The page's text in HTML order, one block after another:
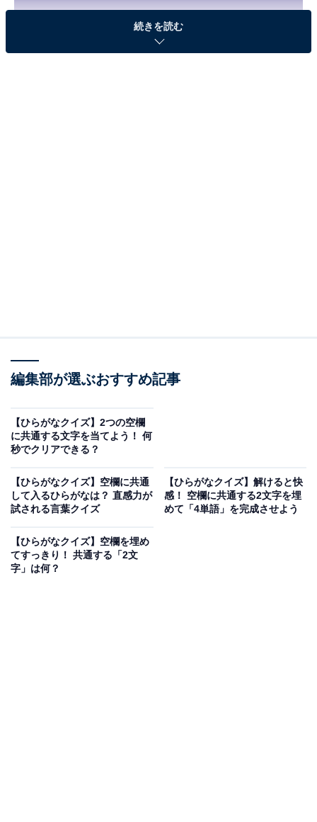
関連記事
【ひらがなクイズ】解けると楽しい！ 共通する2文字を
埋めてみよう！ 丸いものから食卓の定番まで
続きを読む
編集部が選ぶおすすめ記事
【ひらがなクイズ】2つの空欄
に共通する文字を当てよう！ 何
秒でクリアできる？
【ひらがなクイズ】空欄に共通
して入るひらがなは？ 直感力が
試される言葉クイズ
【ひらがなクイズ】解けると快
感！ 空欄に共通する2文字を埋
めて「4単語」を完成させよう
【ひらがなクイズ】空欄を埋め
てすっきり！ 共通する「2文
字」は何？